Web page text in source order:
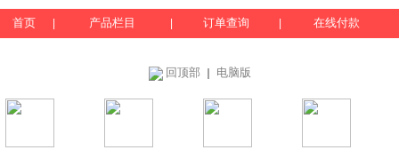
首页 产品栏目 订单查询 在线付款
回顶部 电脑版